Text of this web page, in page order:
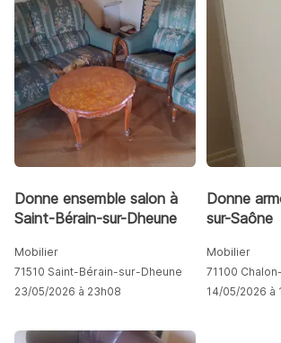
Donne ensemble salon à
Saint-Bérain-sur-Dheune
Mobilier
71510 Saint-Bérain-sur-Dheune
23/05/2026 à 23h08
Donne
sur-Saône
Mobilier
71100
14/05/2026 à